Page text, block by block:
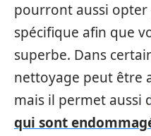
pourront aussi
spécifique afin que
superbe. Dans
nettoyage peut être
mais il permet aussi
qui sont